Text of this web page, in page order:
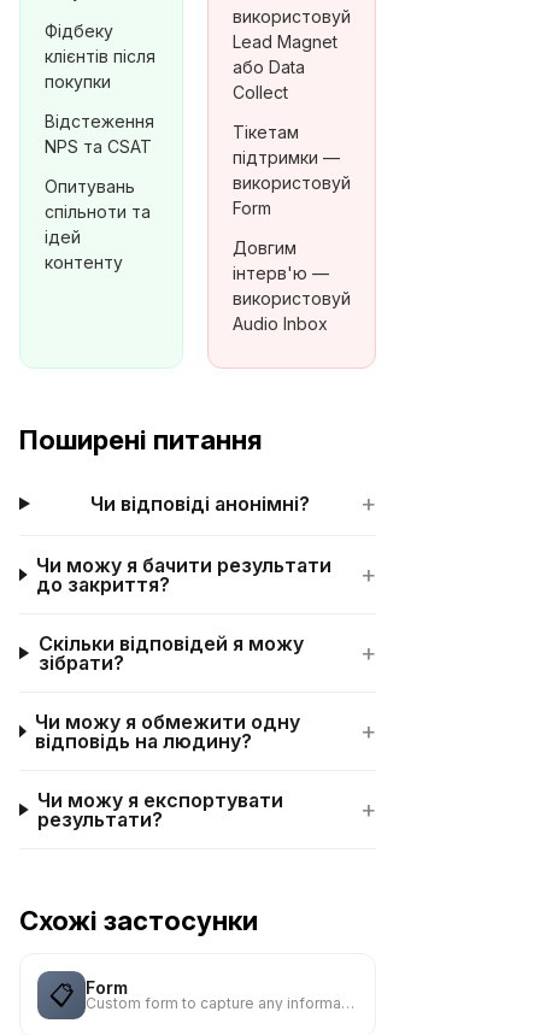
Фідбеку
клієнтів після
покупки
Відстеження
NPS та CSAT
Опитувань
спільноти та
ідей
контенту
використовуй
Lead Magnet
або Data
Collect
Тікетам
підтримки —
використовуй
Form
Довгим
інтерв'ю —
використовуй
Audio Inbox
Поширені питання
Чи відповіді анонімні? +
Чи можу я бачити результати
до закриття?
+
Скільки відповідей я можу
зібрати?
+
Чи можу я обмежити одну
відповідь на людину?
+
Чи можу я експортувати
результати?
+
Схожі застосунки
📋 Form
Custom form to capture any information from your audience